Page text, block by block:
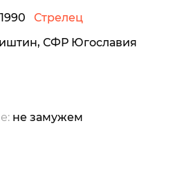
Стрелец
СФР Югославия
не замужем